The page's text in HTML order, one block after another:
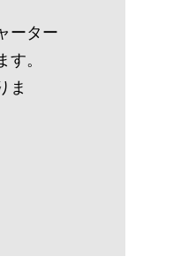
ーター
。
ま